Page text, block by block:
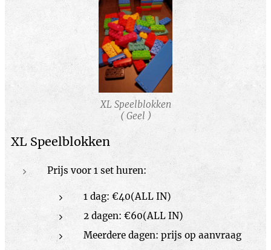
XL Speelblokken
( Geel )
XL Speelblokken
Prijs voor 1 set huren:
1 dag: €40(ALL IN)
2 dagen: €60(ALL IN)
Meerdere dagen: prijs op aanvraag